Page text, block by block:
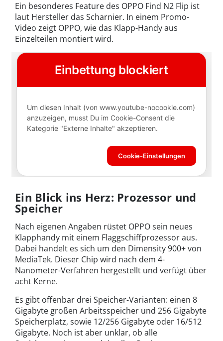
Ein besonderes Feature des OPPO Find N2 Flip ist
laut Hersteller das Scharnier. In einem Promo-
Video zeigt OPPO, wie das Klapp-Handy aus
Einzelteilen montiert wird.
Ein Blick ins Herz: Prozessor und
Speicher
Nach eigenen Angaben rüstet OPPO sein neues
Klapphandy mit einem Flaggschiffprozessor aus.
Dabei handelt es sich um den Dimensity 900+ von
MediaTek. Dieser Chip wird nach dem 4-
Nanometer-Verfahren hergestellt und verfügt über
acht Kerne.
Es gibt offenbar drei Speicher-Varianten: einen 8
Gigabyte großen Arbeitsspeicher und 256 Gigabyte
Speicherplatz, sowie 12/256 Gigabyte oder 16/512
Gigabyte. Noch ist aber unklar, ob alle